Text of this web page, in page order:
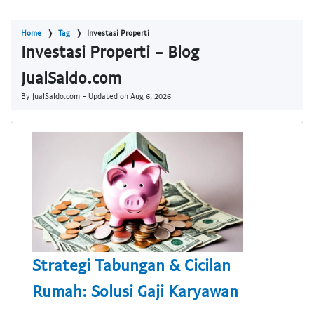
Home Tag Investasi Properti
Investasi Properti - Blog
JualSaldo.com
By JualSaldo.com - Updated on Aug 6, 2026
Strategi Tabungan & Cicilan
Rumah: Solusi Gaji Karyawan